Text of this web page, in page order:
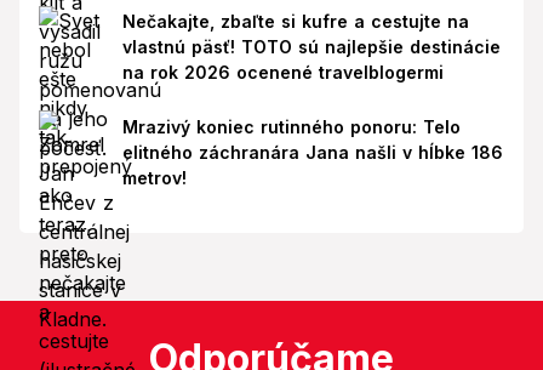
Nečakajte, zbaľte si kufre a cestujte na
vlastnú päsť! TOTO sú najlepšie destinácie
na rok 2026 ocenené travelblogermi
Mrazivý koniec rutinného ponoru: Telo
elitného záchranára Jana našli v hĺbke 186
metrov!
Odporúčame